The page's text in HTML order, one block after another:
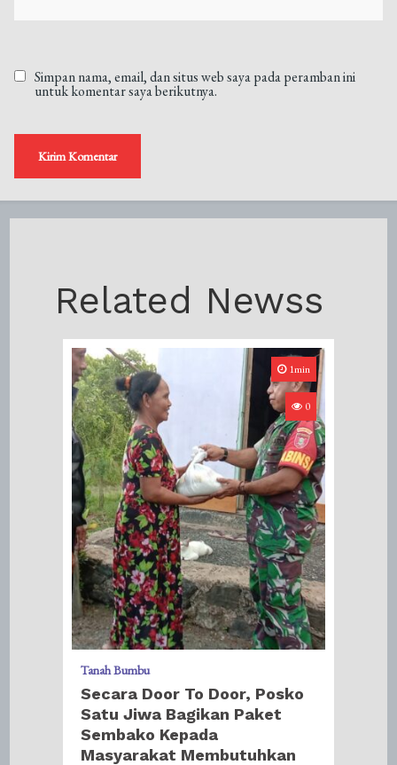
Simpan nama, email, dan situs web saya pada peramban ini
untuk komentar saya berikutnya.
Related Newss
1min
0
Tanah Bumbu
Secara Door To Door, Posko
Satu Jiwa Bagikan Paket
Sembako Kepada
Masyarakat Membutuhkan